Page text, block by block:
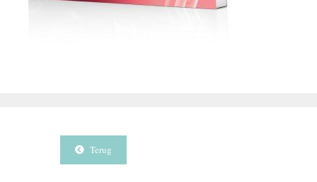
Terug